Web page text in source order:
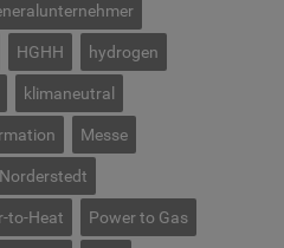
HGHH hydrogen
klimaneutral
Messe
Norderstedt
to-Heat Power to Gas